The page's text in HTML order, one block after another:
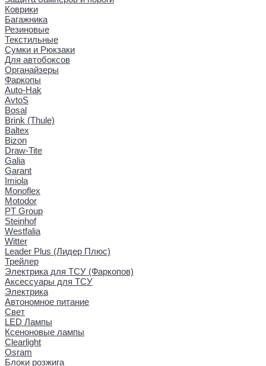
Коврики
Багажника
Резиновые
Текстильные
Сумки и Рюкзаки
Для автобоксов
Органайзеры
Фаркопы
Auto-Hak
AvtoS
Bosal
Brink (Thule)
Baltex
Bizon
Draw-Tite
Galia
Garant
Imiola
Monoflex
Motodor
PT Group
Steinhof
Westfalia
Witter
Leader Plus (Лидер Плюс)
Трейлер
Электрика для ТСУ (Фаркопов)
Аксессуары для ТСУ
Электрика
Автономное питание
Свет
LED Лампы
Ксеноновые лампы
Clearlight
Osram
Блоки розжига